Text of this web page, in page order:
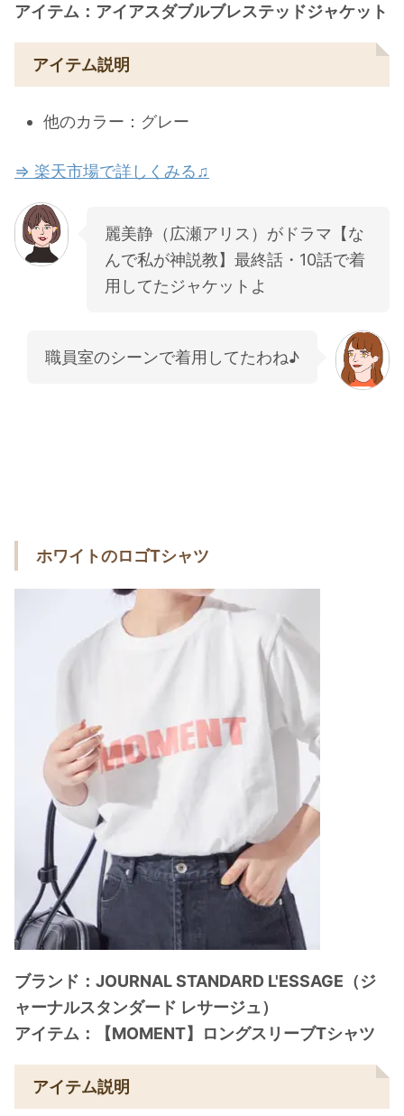
アイテム：アイアスダブルブレステッドジャケット
アイテム説明
他のカラー：グレー
⇒ 楽天市場で詳しくみる♫
麗美静（広瀬アリス）がドラマ【な
んで私が神説教】最終話・10話で着
用してたジャケットよ
職員室のシーンで着用してたわね♪
ホワイトのロゴTシャツ
ブランド：JOURNAL STANDARD L'ESSAGE（ジ
ャーナルスタンダード レサージュ）
アイテム：【MOMENT】ロングスリーブTシャツ
アイテム説明